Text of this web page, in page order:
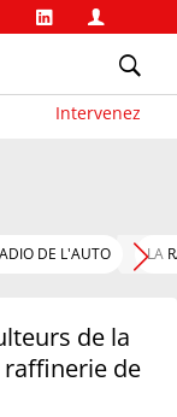
Intervenez
DE L'AUTO LA
de la
de